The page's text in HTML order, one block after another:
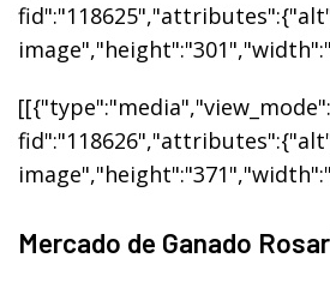
Mercado de Ganado